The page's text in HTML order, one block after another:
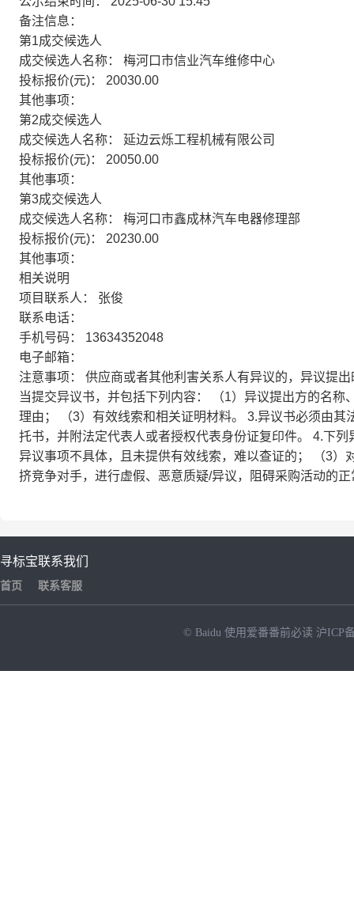
备注信息：
第1成交候选人
成交候选人名称：
梅河口市信业汽车维修中心
投标报价(元)：
20030.00
其他事项：
第2成交候选人
成交候选人名称：
延边云烁工程机械有限公司
投标报价(元)：
20050.00
其他事项：
第3成交候选人
成交候选人名称：
梅河口市鑫成林汽车电器修理部
投标报价(元)：
20230.00
其他事项：
相关说明
项目联系人：
张俊
联系电话：
手机号码：
13634352048
电子邮箱：
注意事项：
供应商或者其他利害关系人有异议的，异议提
当提交异议书，并包括下列内容： （1）异议提出方的名
理由； （3）有效线索和相关证明材料。 3.异议书必须由
托书，并附法定代表人或者授权代表身份证复印件。 4.下
异议事项不具体，且未提供有效线索，难以查证的； （3
挤竞争对手，进行虚假、恶意质疑/异议，阻碍采购活动的
寻标宝
首页
联系我们
联系客服
© Baidu 使用爱番番前必读 沪ICP